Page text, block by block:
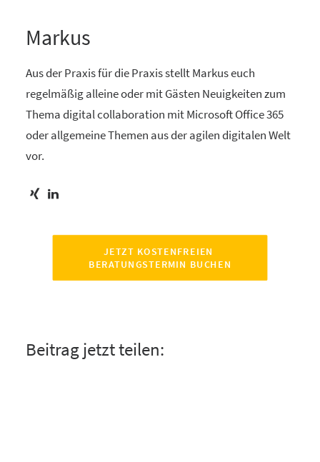
Markus
Aus der Praxis für die Praxis stellt Markus euch
regelmäßig alleine oder mit Gästen Neuigkeiten zum
Thema digital collaboration mit Microsoft Office 365
oder allgemeine Themen aus der agilen digitalen Welt
vor.
JETZT KOSTENFREIEN
BERATUNGSTERMIN BUCHEN
Beitrag jetzt teilen: